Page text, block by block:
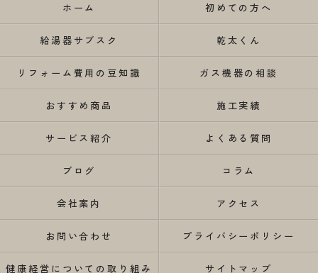
ホーム 初めての方へ
給湯器サブスク 乾太くん
リフォーム費用の豆知識 ガス機器の相談
おすすめ商品 施工実績
サービス紹介 よくある質問
ブログ コラム
会社案内 アクセス
お問い合わせ プライバシーポリシー
健康経営についての取り組み サイトマップ